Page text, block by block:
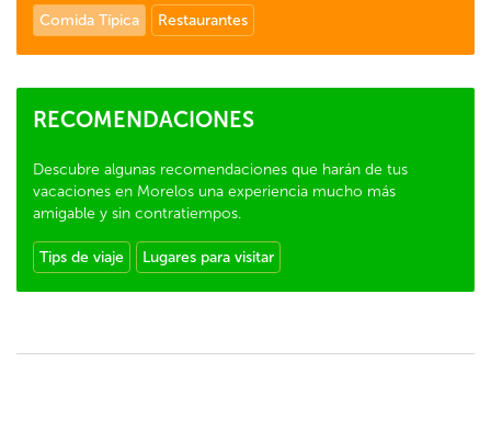
Comida Típica Restaurantes
RECOMENDACIONES
Descubre algunas recomendaciones que harán de tus
vacaciones en Morelos una experiencia mucho más
amigable y sin contratiempos.
Tips de viaje Lugares para visitar